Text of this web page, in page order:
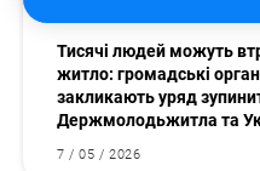
Тисячі людей можуть
житло: громадські
закликають уряд
Держмолодьжитла та
7 / 05 / 2026